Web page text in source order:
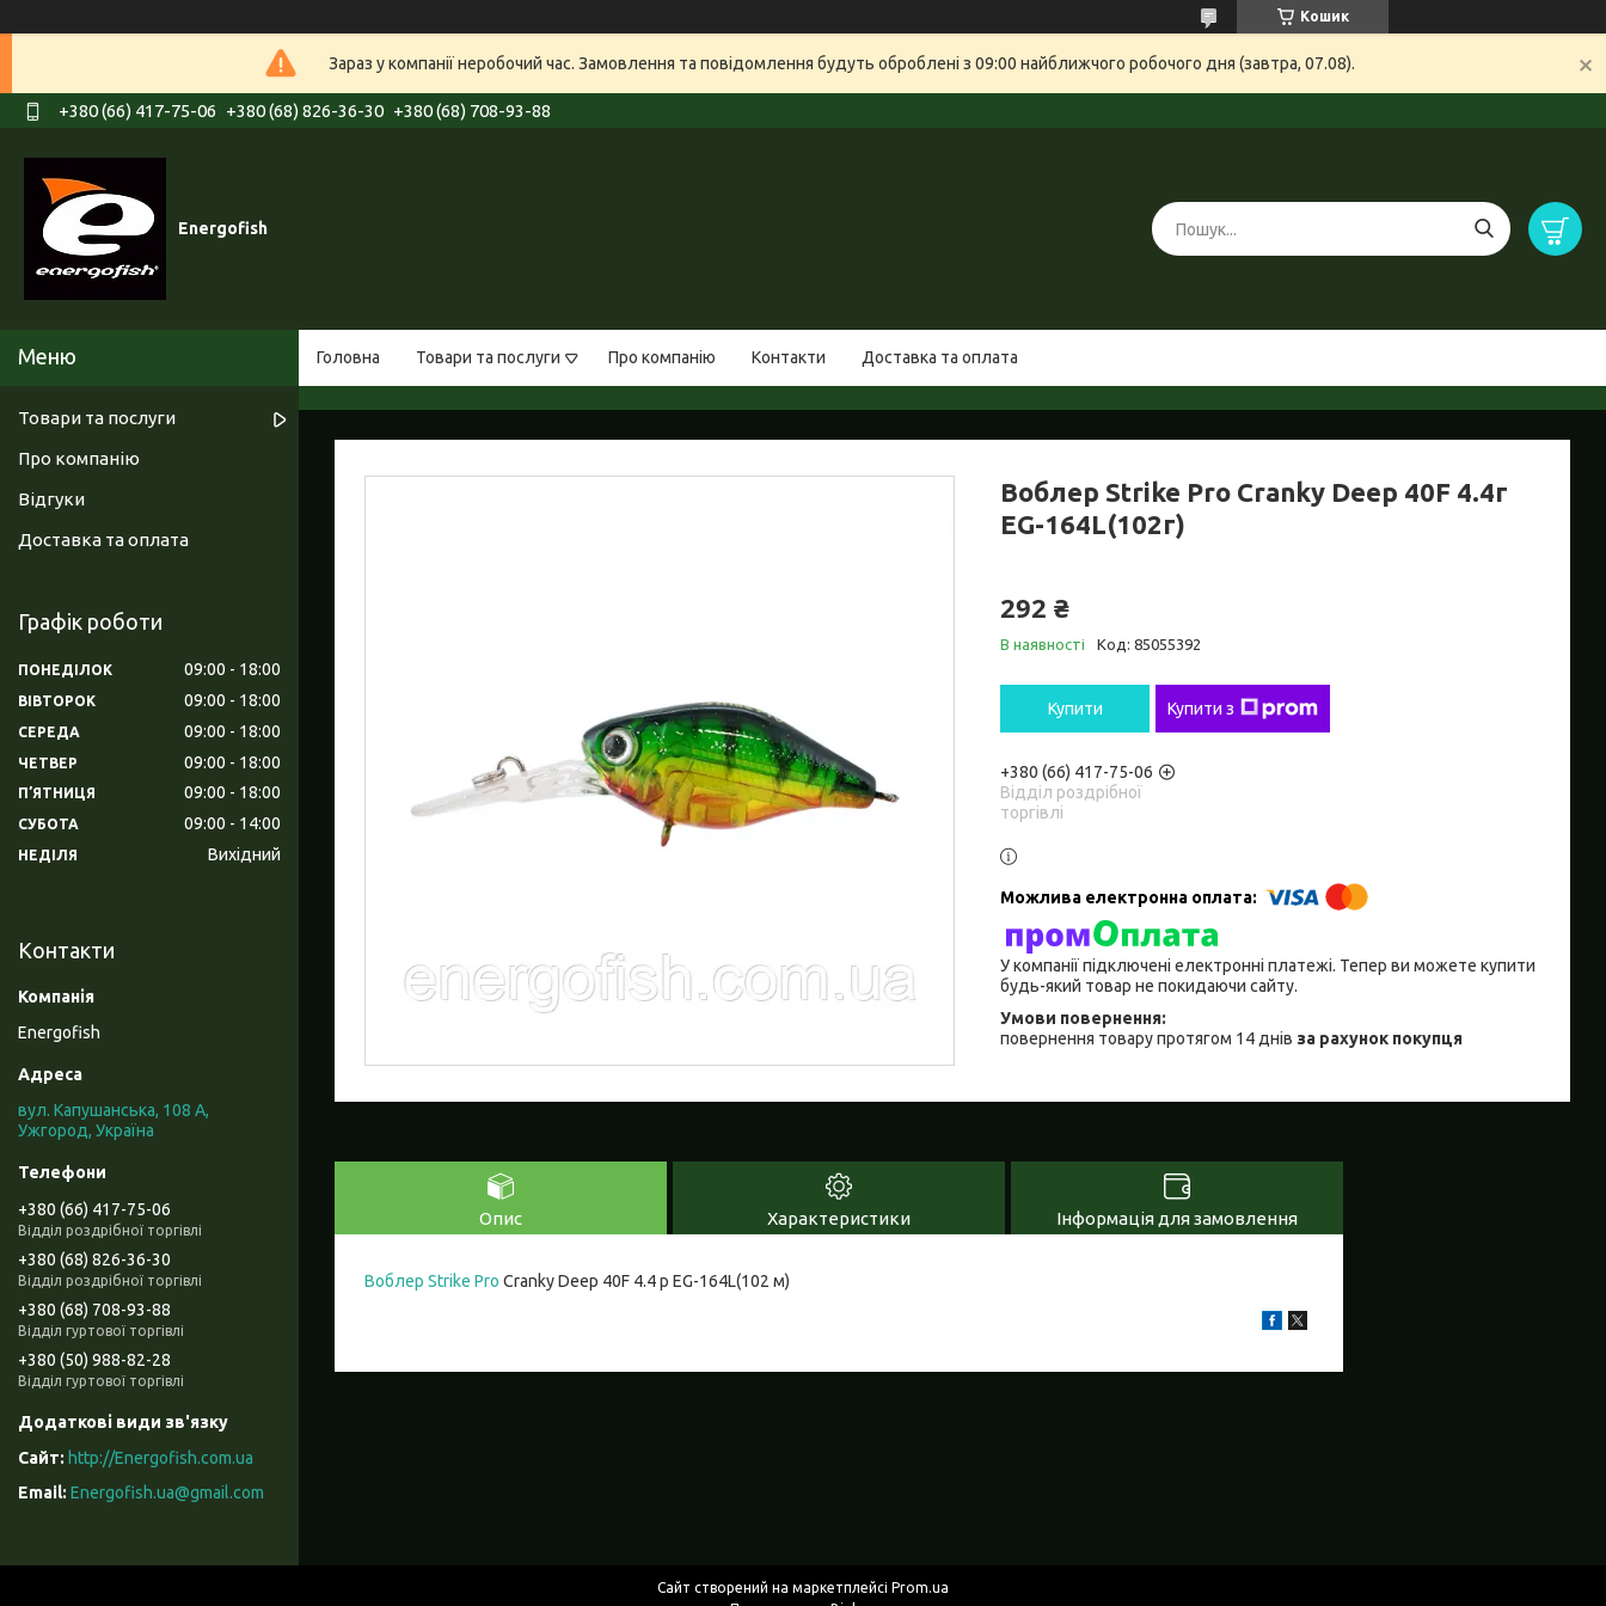
Кошик
Зараз у компанії неробочий час. Замовлення та повідомлення будуть оброблені з 09:00 найближчого робочого дня (завтра, 07.08).
+380 (66) 417-75-06 +380 (68) 826-36-30 +380 (68) 708-93-88
Energofish
Головна Товари та послуги Про компанію Контакти Доставка та оплата
Воблер Strike Pro Cranky Deep 40F 4.4г
EG-164L(102г)
292 ₴
В наявності Код: 85055392
Купити Купити з
+380 (66) 417-75-06
Відділ роздрібної
торгівлі
У компанії підключені електронні платежі. Тепер ви можете купити
будь-який товар не покидаючи сайту.
повернення товару протягом 14 днів за рахунок покупця
Опис Характеристики Інформація для замовлення
Воблер Strike Pro Cranky Deep 40F 4.4 р EG-164L(102 м)
Товари та послуги
Про компанію
Відгуки
Доставка та оплата
Графік роботи
ПОНЕДІЛОК 09:00 18:00
ВІВТОРОК 09:00 18:00
СЕРЕДА 09:00 18:00
ЧЕТВЕР 09:00 18:00
ПʼЯТНИЦЯ 09:00 18:00
СУБОТА 09:00 14:00
НЕДІЛЯ Вихідний
Контакти
Energofish
вул. Капушанська, 108 А,
Ужгород, Україна
+380 (66) 417-75-06
Відділ роздрібної торгівлі
+380 (68) 826-36-30
Відділ роздрібної торгівлі
+380 (68) 708-93-88
Відділ гуртової торгівлі
+380 (50) 988-82-28
Відділ гуртової торгівлі
http://Energofish.com.ua
Energofish.ua@gmail.com
Сайт створений на маркетплейсі Prom.ua